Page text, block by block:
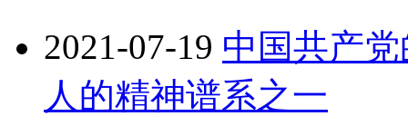
2021-07-19 中国共产
人的精神谱系之一